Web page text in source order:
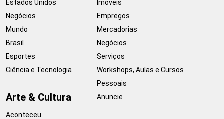
Estados Unidos
Negócios
Mundo
Brasil
Esportes
Ciência e Tecnologia
Arte & Cultura
Aconteceu
Imóveis
Empregos
Mercadorias
Negócios
Serviços
Workshops, Aulas e Cursos
Pessoais
Anuncie